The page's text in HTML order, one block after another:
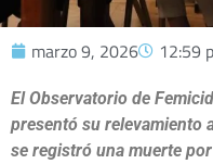
marzo 9, 2026 12:59
El Observatorio de
presentó su relevamiento
se registró una muerte